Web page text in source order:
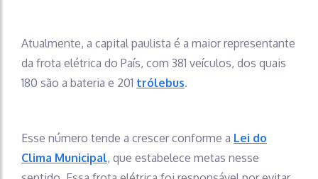
Atualmente, a capital paulista é a maior representante
da frota elétrica do País, com 381 veículos, dos quais
180 são a bateria e 201 trólebus.
Esse número tende a crescer conforme a Lei do
Clima Municipal, que estabelece metas nesse